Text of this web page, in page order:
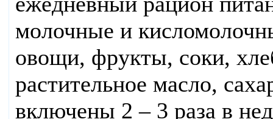
молочные и
овощи, фрукты, соки,
растительное масло,
включены 2 – 3 раза в